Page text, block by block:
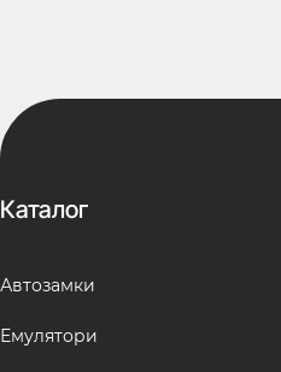
Каталог
Автозамки
Емулятори